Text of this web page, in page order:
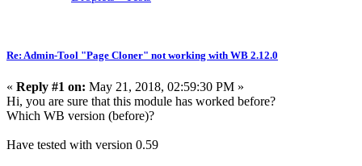
Re: Admin-Tool "Page Cloner" not working with WB 2.12.0
« Reply #1 on: May 21, 2018, 02:59:30 PM »
Hi, you are sure that this module has worked before?
Which WB version (before)?
Have tested with version 0.59